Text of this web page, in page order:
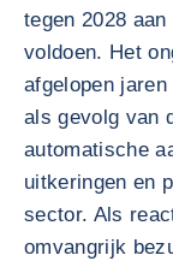
tegen 2028
voldoen. Het
afgelopen
als gevolg van
automatische
uitkeringen en
sector. Als
omvangrijk